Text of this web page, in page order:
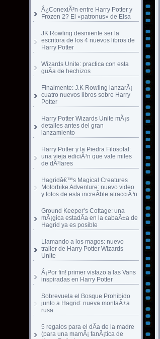
Â¿ConexiÃ³n entre Harry Potter y
Frozen 2? El «patronus» de Elsa
JK Rowling desmiente ser la
escritora de los 4 nuevos libros de
Harry Potter
Wizards Unite: practica con esta
guÃ­a de hechizos
Finalmente: J.K Rowling lanzarÃ¡
cuatro nuevos libros sobre Harry
Potter
Harry Potter Wizards Unite mÃ¡s
detalles antes del gran
lanzamiento
Harry Potter y la Piedra Filosofal:
una vieja ediciÃ³n que vale miles
de dÃ³lares
Hagridâ€™s Magical Creatures
Motorbike Adventure: nuevo video
y fotos de esta increÃ­ble atracciÃ³n
Ground Keeper’s Cottage: una
mÃ¡gica estadÃ­a en la cabaÃ±a de
Hagrid ya es posible
Llamando a los magos: nuevo
trailer de Harry Potter Wizards
Unite
Â¡Por fin! primer vistazo a las Vans
inspiradas en Harry Potter
Sobrevuela el Bosque Prohibido
junto a Hagrid: nueva montaÃ±a
rusa
5 regalos para el dÃ­a de la madre
(para una mamÃ¡ fanÃ¡tica de